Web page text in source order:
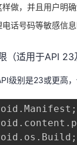
做，并且用户明确
电话号码等敏感信
（适用于API 23
级别是23或更高